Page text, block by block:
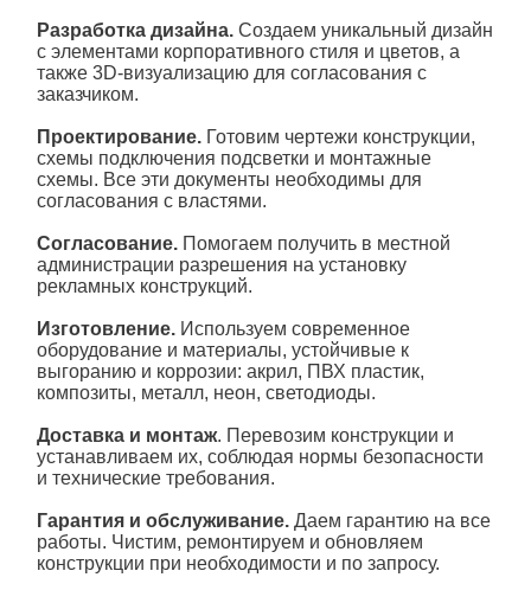
Разработка дизайна.Создаем уникальный дизайн
с элементами корпоративного стиля и цветов, а
также 3D-визуализацию для согласования с
заказчиком.
Проектирование. Готовим чертежи конструкции,
схемы подключения подсветки и монтажные
схемы. Все эти документы необходимы для
согласования с властями.
Согласование. Помогаем получить в местной
администрации разрешения на установку
рекламных конструкций.
Изготовление. Используем современное
оборудование и материалы, устойчивые к
выгоранию и коррозии: акрил, ПВХ пластик,
композиты, металл, неон, светодиоды.
Доставка и монтаж. Перевозим конструкции и
устанавливаем их, соблюдая нормы безопасности
и технические требования.
Гарантия и обслуживание. Даем гарантию на все
работы. Чистим, ремонтируем и обновляем
конструкции при необходимости и по запросу.